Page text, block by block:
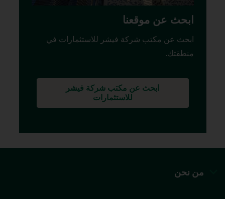
ابحث عن موقعنا
ابحث عن مكتب شركة فيشر للاستثمارات في
منطقتك.
ابحث عن مكتب شركة فيشر
للاستثمارات
من نحن